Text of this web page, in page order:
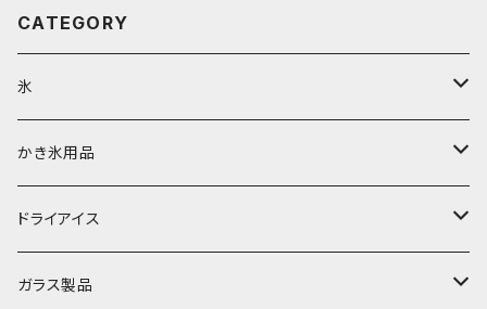
CATEGORY
氷
富士天然水の氷
丸氷
直径70mm
角氷
かき氷用品
かき氷シロップ
無果汁1.8Lパック
かき氷機・かき氷器
ドライアイス
ドライアイス3ｋｇ
ガラス製品